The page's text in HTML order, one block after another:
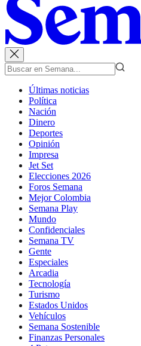
Últimas noticias
Política
Nación
Dinero
Deportes
Opinión
Impresa
Jet Set
Elecciones 2026
Foros Semana
Mejor Colombia
Semana Play
Mundo
Confidenciales
Semana TV
Gente
Especiales
Arcadia
Tecnología
Turismo
Estados Unidos
Vehículos
Semana Sostenible
Finanzas Personales